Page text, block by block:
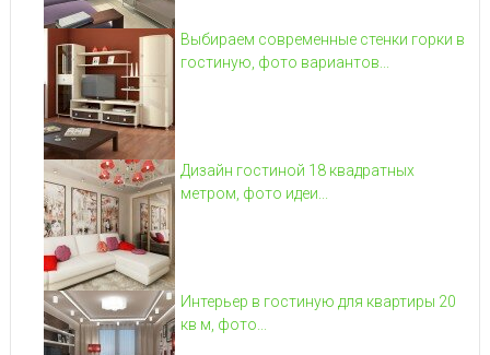
Выбираем современные стенки горки в
гостиную, фото вариантов...
Дизайн гостиной 18 квадратных
метром, фото идеи...
Интерьер в гостиную для квартиры 20
кв м, фото...